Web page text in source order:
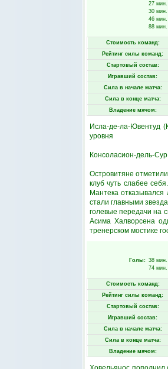
27 мин.
30 мин.
46 мин.
88 мин.
Стоимость команд:
Рейтинг силы команд:
Стартовый состав:
Игравший состав:
Сила в начале матча:
Сила в конце матча:
Владение мячом:
Исла-де-ла-Ювентуд
уровня
Консоласион-дель-
Островитяне
клуб чуть слабее
Мантека
стали главными
голевые передачи на
Асима Халворсена
тренерском мостике
Голы: 38 мин.
74 мин.
Стоимость команд:
Рейтинг силы команд:
Стартовый состав:
Игравший состав:
Сила в начале матча:
Сила в конце матча:
Владение мячом: